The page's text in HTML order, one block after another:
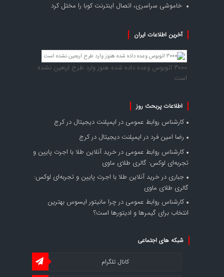
خاموشی سراسری، اتصال اینترنت کوبا را مختل کرد
آخرین اطلاعات ایران
۳۰۰۰ اتوبوس وعده داده شده هنوز وارد طرح اربعین نشده
است
اطلاعات پربحث روز
کارشناس روابط عمومی درایمپلنت دیجیتال در کرج
رضا امین فرد درایمپلنت دیجیتال در کرج
کارشناس روابط عمومی درخرید آنلاین طلا با اجرت پایین و
تجربه‌ای لوکس: گالری طلای ماوی
جباری درخرید آنلاین طلا با اجرت پایین و تجربه‌ای لوکس:
گالری طلای ماوی
کارشناس روابط عمومی درچرا مانیتور ایسوس بهترین
انتخاب برای گیمرها و ادیتورها است؟
شبکه های اجتماعی
کانال تلگرام